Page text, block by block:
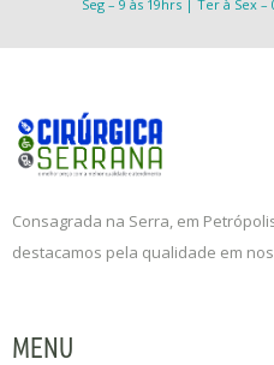
Seg – 9 às 19hrs | Ter à Sex
Consagrada na Serra, em
destacamos pela qualidade em
MENU